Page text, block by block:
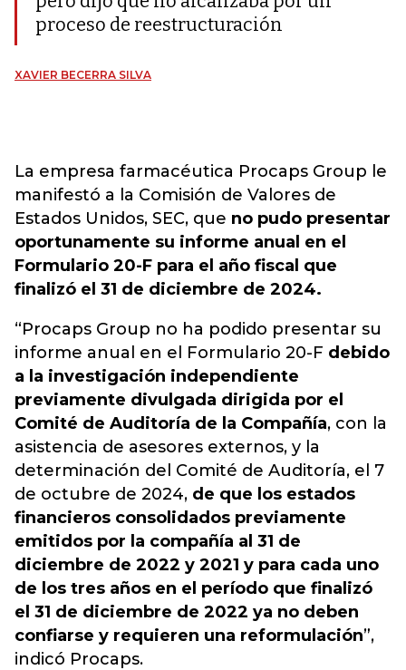
proceso de reestructuración
XAVIER BECERRA SILVA
La empresa farmacéutica Procaps Group le
manifestó a la Comisión de Valores de
Estados Unidos, SEC, que no pudo presentar
oportunamente su informe anual en el
Formulario 20-F para el año fiscal que
finalizó el 31 de diciembre de 2024.
“Procaps Group no ha podido presentar su
informe anual en el Formulario 20-F debido
a la investigación independiente
previamente divulgada dirigida por el
Comité de Auditoría de la Compañía, con la
asistencia de asesores externos, y la
determinación del Comité de Auditoría, el 7
de octubre de 2024, de que los estados
financieros consolidados previamente
emitidos por la compañía al 31 de
diciembre de 2022 y 2021 y para cada uno
de los tres años en el período que finalizó
el 31 de diciembre de 2022 ya no deben
confiarse y requieren una reformulación”,
indicó Procaps.